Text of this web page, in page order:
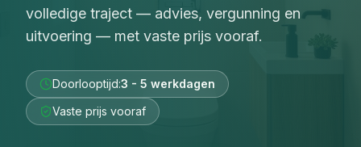
volledige traject — advies, vergunning en
uitvoering — met vaste prijs vooraf.
Doorlooptijd:3 - 5 werkdagen
Vaste prijs vooraf